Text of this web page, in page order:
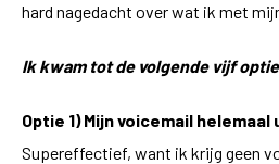
hard nagedacht over wat ik met
Ik kwam tot de volgende vijf
Optie 1) Mijn voicemail
Supereffectief, want ik krijg geen